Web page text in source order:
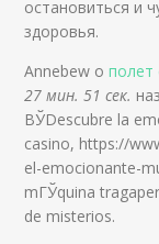
остановиться и
здоровья.
Annebew ополет
27 мин. 51 сек.
ВЎDescubre la
casino, https://
el-emocionante-
mГЎquina
de misterios.